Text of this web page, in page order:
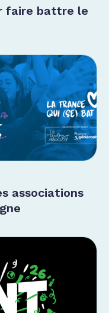
faire battre le
associations